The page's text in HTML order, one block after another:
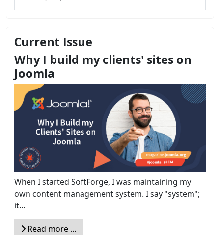
Current Issue
Why I build my clients' sites on
Joomla
When I started SoftForge, I was maintaining my
own content management system. I say "system";
it...
Read more …